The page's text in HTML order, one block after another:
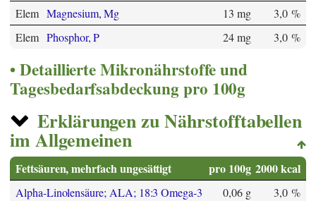
Elem Magnesium, Mg 13 mg
3,0 %
Elem Phosphor, P 24 mg 3,0 %
Detaillierte Mikronährstoffe und
Tagesbedarfsabdeckung pro 100g
Erklärungen zu Nährstofftabellen
im Allgemeinen
Fettsäuren, mehrfach ungesättigt pro 100g 2000 kcal
Alpha-Linolensäure; ALA; 18:3 Omega-3 0,06 g
3,0 %